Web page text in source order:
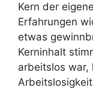
Kern der
Erfahrungen
etwas
Kerninhalt
arbeitslos war,